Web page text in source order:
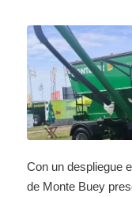
Con un despliegue
de Monte Buey